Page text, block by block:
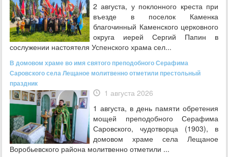
2 августа, у поклонного креста при
въезде в поселок Каменка
благочинный Каменского церковного
округа иерей Сергий Папин в
сослужении настоятеля Успенского храма сел...
В домовом храме во имя святого преподобного Серафима
Саровского села Лещаное молитвенно отметили престольный
праздник
1 августа 2026
1 августа, в день памяти обретения
мощей преподобного Серафима
Саровского, чудотворца (1903), в
домовом храме села Лещаное
Воробьевского района молитвенно отметили ...